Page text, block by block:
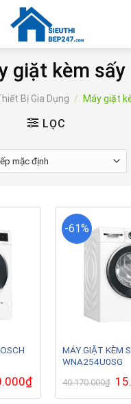
giặt kèm sấy
Bị Gia Dụng / Máy giặt
LỌC
₫Giá
hiện
tại
-61%
MÁY GIẶT KÈM
WNA254U0SG
40.170.000₫ Giá
gốc
là: